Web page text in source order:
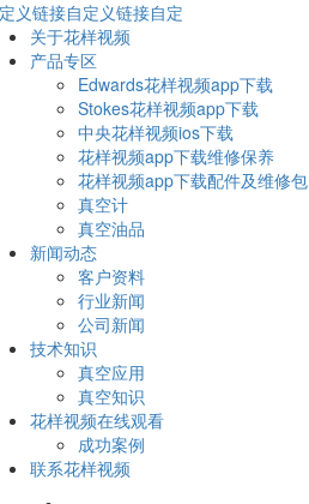
义链接自定义链接自定
关于花样视频
产品专区
Edwards花样视频app下载
Stokes花样视频app下载
中央花样视频ios下载
花样视频app下载维修保养
花样视频app下载配件及维修包
真空计
真空油品
新闻动态
客户资料
行业新闻
公司新闻
技术知识
真空应用
真空知识
花样视频在线观看
成功案例
联系花样视频